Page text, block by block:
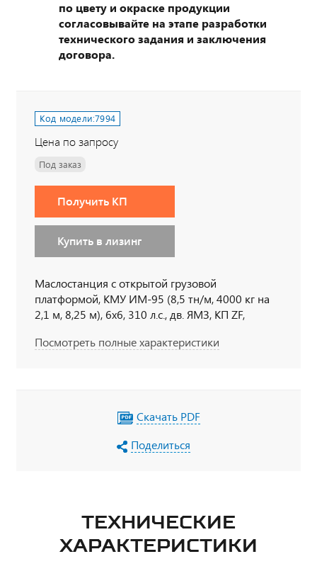
по цвету и окраске продукции
согласовывайте на этапе разработки
технического задания и заключения
договора.
Код модели:7994
Цена по запросу
Под заказ
Получить КП
Купить в лизинг
Маслостанция с открытой грузовой
платформой, КМУ ИМ-95 (8,5 тн/м, 4000 кг на
2,1 м, 8,25 м), 6х6, 310 л.с., дв. ЯМЗ, КП ZF,
Посмотреть полные характеристики
Скачать PDF
Поделиться
ТЕХНИЧЕСКИЕ
ХАРАКТЕРИСТИКИ